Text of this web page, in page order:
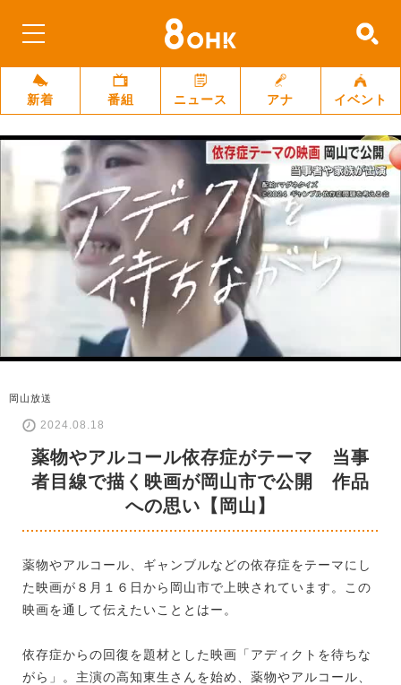
新着 番組 ニュース アナ イベント
岡山放送
2024.08.18
薬物やアルコール依存症がテーマ 当事
者目線で描く映画が岡山市で公開 作品
への思い【岡山】
薬物やアルコール、ギャンブルなどの依存症をテーマにし
た映画が８月１６日から岡山市で上映されています。この
映画を通して伝えたいこととはー。
依存症からの回復を題材とした映画「アディクトを待ちな
がら」。主演の高知東生さんを始め、薬物やアルコール、